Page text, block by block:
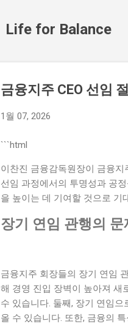
Life for Balance
금융지주 CEO 선임
1월 07, 2026
```html
이찬진 금융감독원장이 금융지
선임 과정에서의 투명성과 공
을 높이는 데 기여할 것으로 기
장기 연임 관행의 문
금융지주 회장들의 장기 연임
해 경영 진입 장벽이 높아져 새
수 있습니다. 둘째, 장기 연임
올 수 있습니다. 또한, 금융의